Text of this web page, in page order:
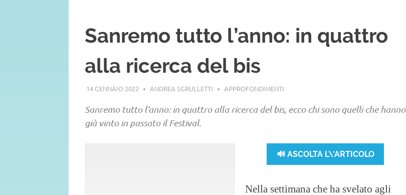
Sanremo tutto l’anno: in quattro
alla ricerca del bis
14 GENNAIO 2022 ANDREA SGRULLETTI APPROFONDIMENTI
Sanremo tutto l’anno: in quattro alla ricerca del bis, ecco chi sono quelli che hanno
già vinto in passato il Festival.
🔊 ASCOLTA L\'ARTICOLO
Nella settimana che ha svelato agli